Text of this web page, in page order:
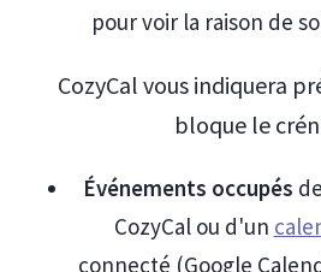
pour voir la raison de
CozyCal vous indiquera
bloque le
Événements occupés
CozyCal ou d'un
connecté (Google